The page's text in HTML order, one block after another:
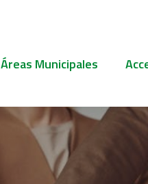
Áreas Municipales